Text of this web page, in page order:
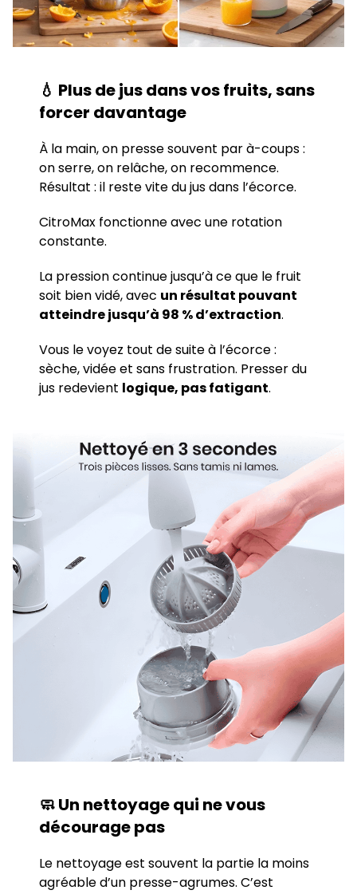
💧 Plus de jus dans vos fruits, sans
forcer davantage
À la main, on presse souvent par à-coups :
on serre, on relâche, on recommence.
Résultat : il reste vite du jus dans l’écorce.
CitroMax fonctionne avec une rotation
constante.
La pression continue jusqu’à ce que le fruit
soit bien vidé, avec un résultat pouvant
atteindre jusqu’à 98 % d’extraction.
Vous le voyez tout de suite à l’écorce :
sèche, vidée et sans frustration. Presser du
jus redevient logique, pas fatigant.
🧼 Un nettoyage qui ne vous
décourage pas
Le nettoyage est souvent la partie la moins
agréable d’un presse-agrumes. C’est